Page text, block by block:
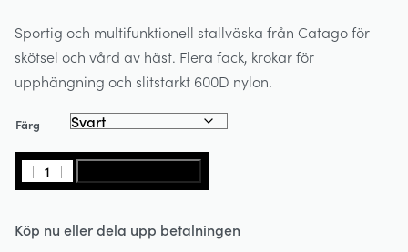
Sportig och multifunktionell stallväska från Catago för
skötsel och vård av häst. Flera fack, krokar för
upphängning och slitstarkt 600D nylon.
Färg
Stallväska
med
-
Köp nu eller dela upp betalningen